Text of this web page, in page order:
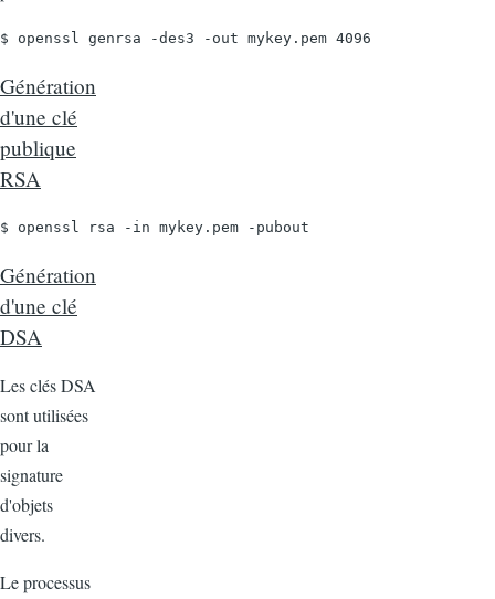
$ openssl genrsa -des3 -out mykey.pem 4096
Génération
d'une clé
publique
RSA
$ openssl rsa -in mykey.pem -pubout
Génération
d'une clé
DSA
Les clés DSA
sont utilisées
pour la
signature
d'objets
divers.
Le processus